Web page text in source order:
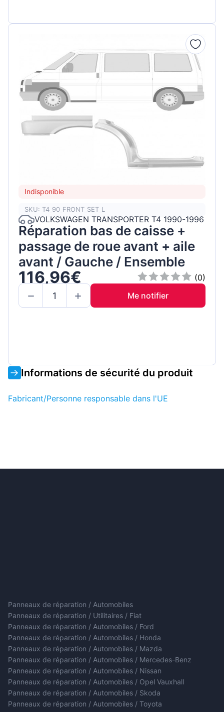
Indisponible
SKU: T4_90_FRONT_SET_L
VOLKSWAGEN TRANSPORTER T4 1990-1996
Réparation bas de caisse +
passage de roue avant + aile
avant / Gauche / Ensemble
116,96€
(0)
Me notifier
Informations de sécurité du produit
Fabricant/Personne responsable dans l'UE
Panneaux de réparation / Automobiles
Panneaux de réparation / Utilitaires / Fiat
Panneaux de réparation / Automobiles / Ford
Panneaux de réparation / Automobiles / Honda
Panneaux de réparation / Automobiles / Mazda
Panneaux de réparation / Automobiles / Mercedes-Benz
Panneaux de réparation / Automobiles / Nissan
Panneaux de réparation / Automobiles / Opel Vauxhall
Panneaux de réparation / Automobiles / Skoda
Panneaux de réparation / Automobiles / Toyota